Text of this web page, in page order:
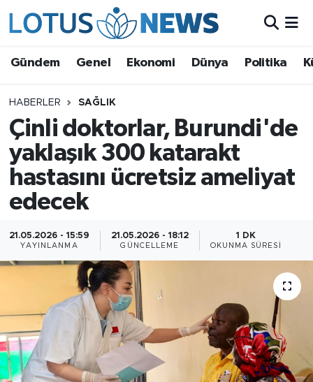
Gündem Genel Ekonomi Dünya Politika
HABERLER SAĞLIK
Çinli doktorlar, Burundi'de
yaklaşık 300 katarakt
hastasını ücretsiz ameliyat
edecek
21.05.2026 - 15:59
YAYINLANMA
21.05.2026 - 18:12
GÜNCELLEME
1 DK
OKUNMA SÜRESI
Ekonomi
Dünya
Politika
Kültür - Sanat ve Tarih
Yaşam
Bilim ve Teknoloji
Çin Fuarları
Gündem
Video